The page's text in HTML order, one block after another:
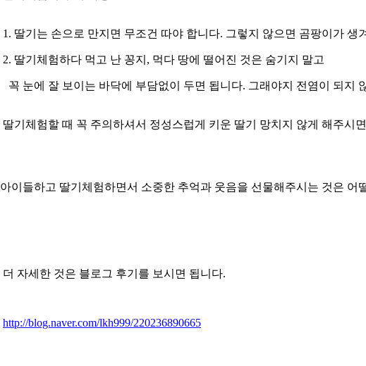
1. 딸기는 손으로 만지면 무조건 따야 합니다. 그렇지 않으면 곰팡이가 생
2. 딸기체험하다 먹고 난 꽁지, 먹다 땅에 떨어진 것은 숨기지 말고
꼭 눈에 잘 보이는 바닥에 부담없이 두면 됩니다. 그래야지 전염이 되지
딸기체험할 때 꼭 주의하셔서 정성스럽게 키운 딸기 망치지 않게 해주시
아이들하고 딸기체험하면서 소중한 추억과 웃음을 선물해주시는 것은 어
더 자세한 것은 블로그 후기를 보시면 됩니다.
http://blog.naver.com/lkh999/220236890665